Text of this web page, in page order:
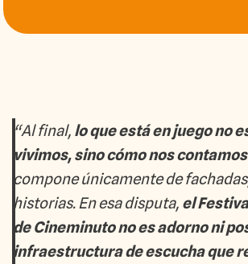
“Al final, lo que está en juego no
vivimos, sino cómo nos contamos
compone únicamente de
historias. En esa disputa, el
de Cineminuto no es adorno ni
infraestructura de escucha que